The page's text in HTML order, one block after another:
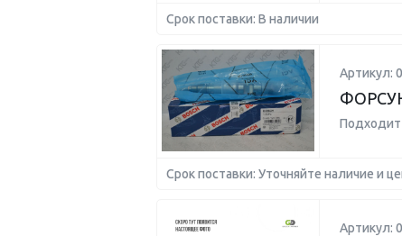
Срок поставки: В наличии
Артикул:
Подходит
Срок поставки: Уточняйте наличие и
Артикул: